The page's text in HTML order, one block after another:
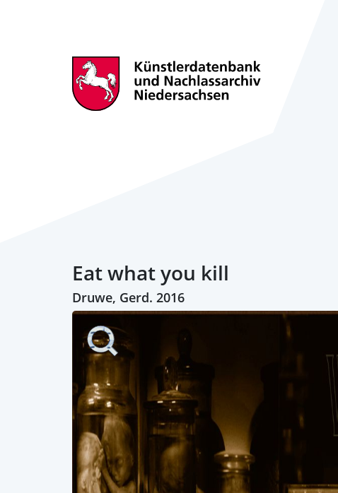
Eat what you kill
Druwe, Gerd. 2016